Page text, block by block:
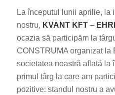
La începutul lunii aprilie, la
nostru, KVANT KFT–
ocazia să participăm la
CONSTRUMA organizat la
societatea noastră aflată la
primul târg la care am
pozitive: standul nostru a